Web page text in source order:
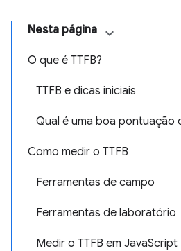
Nesta página
O que é TTFB?
TTFB e dicas iniciais
Qual é uma boa pontuação
Como medir o TTFB
Ferramentas de campo
Ferramentas de laboratório
Medir o TTFB em JavaScript